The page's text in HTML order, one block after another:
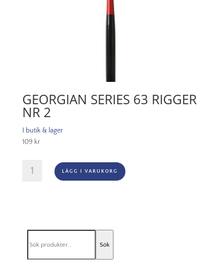
GEORGIAN SERIES 63 RIGGER
NR 2
I butik & lager
109 kr
Series
mängd
LÄGG I VARUKORG
efter:
Sök